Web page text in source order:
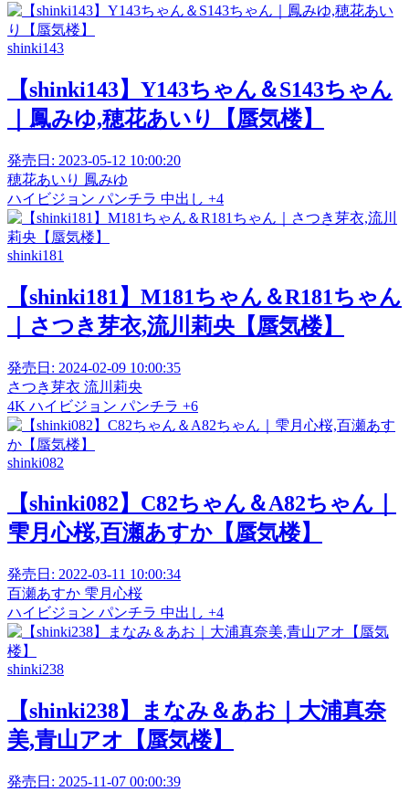
shinki143
【shinki143】Y143ちゃん＆S143ちゃん
｜鳳みゆ,穂花あいり【蜃気楼】
発売日: 2023-05-12 10:00:20
穂花あいり 鳳みゆ
ハイビジョン パンチラ 中出し +4
shinki181
【shinki181】M181ちゃん＆R181ちゃん
｜さつき芽衣,流川莉央【蜃気楼】
発売日: 2024-02-09 10:00:35
さつき芽衣 流川莉央
4K ハイビジョン パンチラ +6
shinki082
【shinki082】C82ちゃん＆A82ちゃん｜
雫月心桜,百瀬あすか【蜃気楼】
発売日: 2022-03-11 10:00:34
百瀬あすか 雫月心桜
ハイビジョン パンチラ 中出し +4
shinki238
【shinki238】まなみ＆あお｜大浦真奈
美,青山アオ【蜃気楼】
発売日: 2025-11-07 00:00:39